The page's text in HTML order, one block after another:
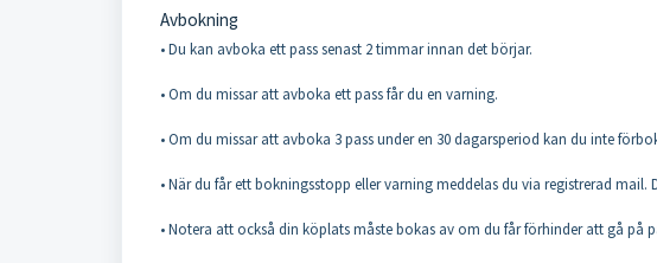
Avbokning
• Du kan avboka ett pass senast 2 timmar innan det börjar.
• Om du missar att avboka ett pass får du en varning.
• Om du missar att avboka 3 pass under en 30 dagarsperiod kan du inte
• När du får ett bokningsstopp eller varning meddelas du via registrerad
• Notera att också din köplats måste bokas av om du får förhinder att gå på